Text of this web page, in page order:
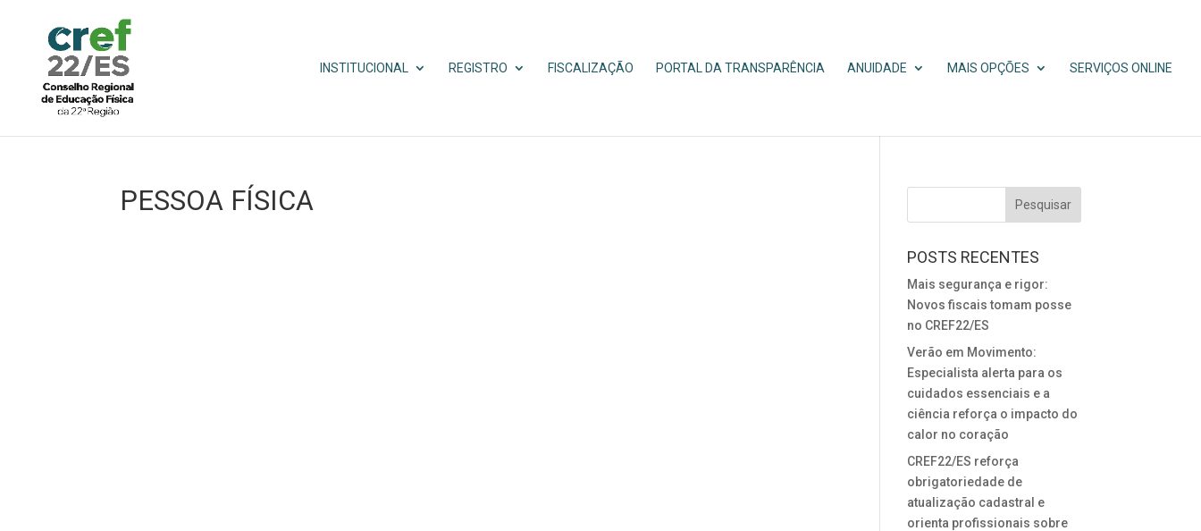
INSTITUCIONAL REGISTRO FISCALIZAÇÃO PORTAL DA TRANSPARÊNCIA ANUIDADE MAIS OPÇÕES SERVIÇOS ONLINE
PESSOA FÍSICA
POSTS RECENTES
Mais segurança e rigor:
Novos fiscais tomam posse
no CREF22/ES
Verão em Movimento:
Especialista alerta para os
cuidados essenciais e a
ciência reforça o impacto do
calor no coração
CREF22/ES reforça
obrigatoriedade de
atualização cadastral e
orienta profissionais sobre